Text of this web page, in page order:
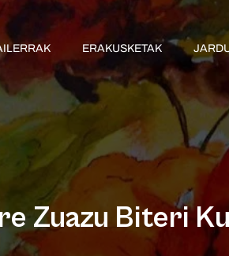
ERAKUSKETAK
Zuazu Biteri